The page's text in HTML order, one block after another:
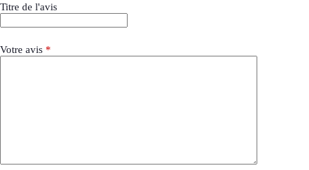
Titre de l'avis
Votre avis *